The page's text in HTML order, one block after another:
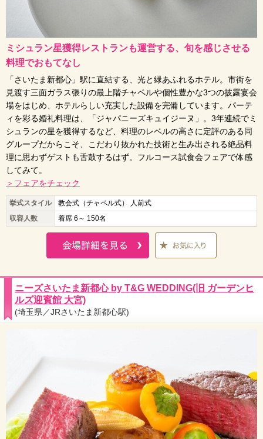
ミシュラン星獲得レストランも運営する、旬を感じさせる
料理でおもてなし
「さいたま新都心」駅に直結する、光と緑あふれるホテル。市街を
見渡す三面ガラス張りの最上階チャペルや個性豊かな3つの披露宴会
場をはじめ、ホテルらしい充実した設備を完備しています。パーテ
ィを彩る婚礼料理は、「ジャパニーズキュイジーヌ」。3年連続でミ
シュランの星を獲得するなど、料理のレベルの高さに定評のある同
グループだからこそ、こだわり抜かれた技術と生み出される絶品料
理に思わずゲストも舌鼓するはず。フルコース試食会フェアで体感
してみて。
＞フェアをチェック
挙式スタイル
教会式（チャペル式） 人前式
収容人数
着席 6～ 150名
ニーズさいたま新都心 by T&G WEDDING(旧 ガーデンヒ
ルズ迎賓館 大宮)
(埼玉県／JRさいたま新都心駅)